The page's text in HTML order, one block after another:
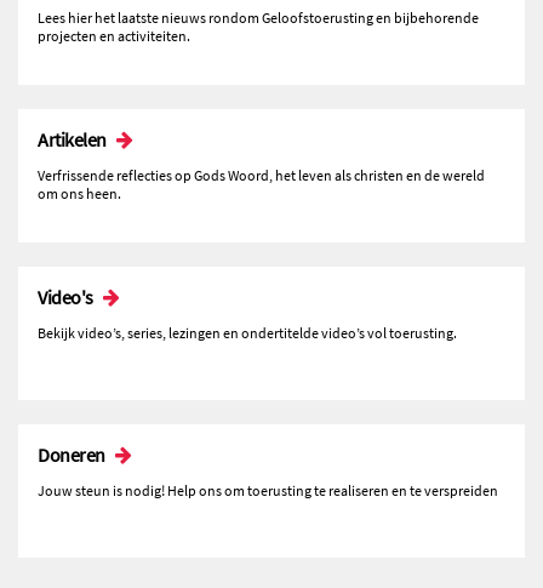
Lees hier het laatste nieuws rondom Geloofstoerusting en bijbehorende
projecten en activiteiten.
Artikelen
Verfrissende reflecties op Gods Woord, het leven als christen en de wereld
om ons heen.
Video's
Bekijk video’s, series, lezingen en ondertitelde video’s vol toerusting.
Doneren
Jouw steun is nodig! Help ons om toerusting te realiseren en te verspreiden